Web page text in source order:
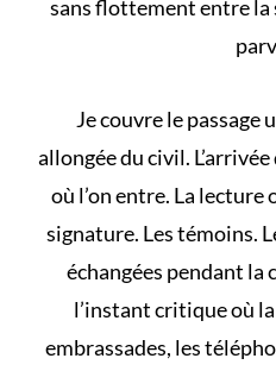
sans flottement entre la
Je couvre le passage
allongée du civil.
où l’on entre. La lecture
signature. Les témoins.
échangées pendant la
l’instant critique où
embrassades, les